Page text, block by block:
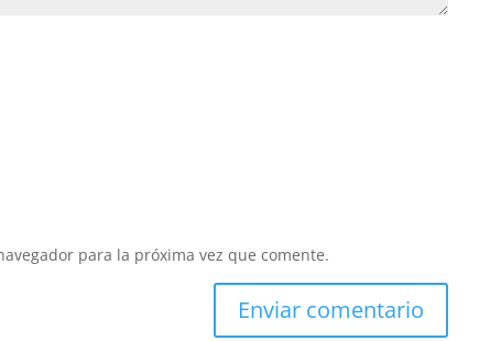
para la próxima vez que comente.